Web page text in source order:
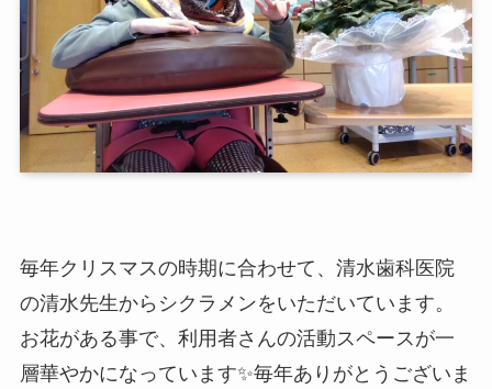
毎年クリスマスの時期に合わせて、清水歯科医院
の清水先生からシクラメンをいただいています。
お花がある事で、利用者さんの活動スペースが一
層華やかになっています✨毎年ありがとうございま